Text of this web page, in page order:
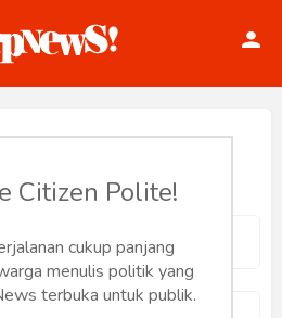
Citizen Polite!
cukup panjang
menulis politik yang
terbuka untuk publik.